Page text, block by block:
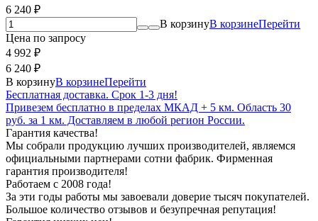
6 240 ₽
В корзинуВ корзинеПерейти
Цена по запросу
4 992 ₽
6 240 ₽
В корзинуВ корзинеПерейти
Бесплатная доставка. Срок 1-3 дня!
Привезем бесплатно в пределах МКАД + 5 км. Область 30
руб. за 1 км. Доставляем в любой регион России.
Гарантия качества!
Мы собрали продукцию лучших производителей, являемся
официальными партнерами сотни фабрик. Фирменная
гарантия производителя!
Работаем с 2008 года!
За эти годы работы мы завоевали доверие тысяч покупателей.
Большое количество отзывов и безупречная репутация!